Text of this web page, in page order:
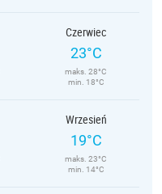
Czerwiec
23°C
maks. 28°C
min. 18°C
Wrzesień
19°C
maks. 23°C
min. 14°C